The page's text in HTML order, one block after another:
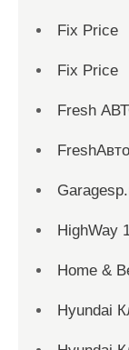
Fix Price
Fix Price
Fresh
FreshАвто
HighWay
Home &
Hyundai